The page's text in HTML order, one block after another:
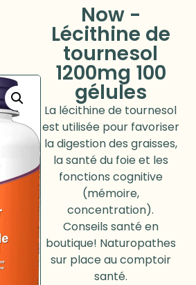
Now -
Lécithine de
tournesol
1200mg 100
gélules
La lécithine de tournesol
est utilisée pour favoriser
la digestion des graisses,
la santé du foie et les
fonctions cognitive
(mémoire,
concentration).
Conseils santé en
boutique! Naturopathes
sur place au comptoir
santé.